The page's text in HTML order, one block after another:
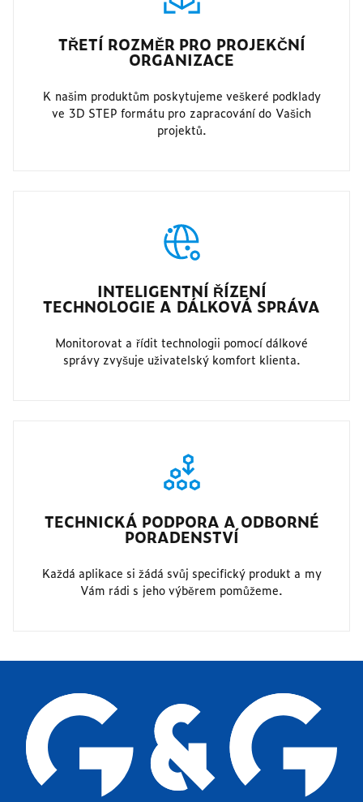
TŘETÍ ROZMĚR PRO PROJEKČNÍ
ORGANIZACE
K našim produktům poskytujeme veškeré podklady
ve 3D STEP formátu pro zapracování do Vašich
projektů.
INTELIGENTNÍ ŘÍZENÍ
TECHNOLOGIE A DÁLKOVÁ SPRÁVA
Monitorovat a řídit technologii pomocí dálkové
správy zvyšuje uživatelský komfort klienta.
TECHNICKÁ PODPORA A ODBORNÉ
PORADENSTVÍ
Každá aplikace si žádá svůj specifický produkt a my
Vám rádi s jeho výběrem pomůžeme.